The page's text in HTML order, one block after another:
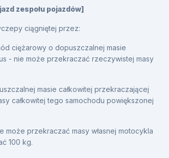
zespołu pojazdów]
ciągniętej przez:
ciężarowy o dopuszczalnej masie
- nie może przekraczać rzeczywistej masy
masie całkowitej przekraczającej
całkowitej tego samochodu powiększonej
może przekraczać masy własnej motocykla
100 kg.